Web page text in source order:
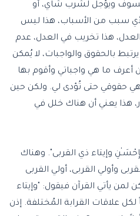
ويؤجل لشرب شاي، أو
لأي سبب من الأسباب، هذا ليس
هذا تخريب في العدل، عدم
بالحقوق والواجبات، لا يُمكن
أعرف ما هي واجباتي وأقوم بها
حقوقي حتى تُؤدى لي. ولكن حين
هذا يعني أن هناك خلل في
وإيتاء ذي القربى". وهناك
وأولي القربى، أولي القربى
لمن يأتي القرآن فيقول: "وإيتاء
علاقات القرابة المُختلفة. إذن